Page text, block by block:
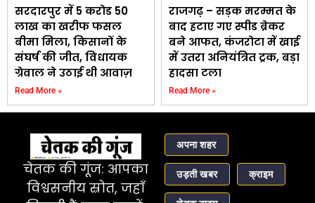
सरदारपुर में 5 करोड 50
लाख का खरीफ फसल
बीमा मिला, किसानों के
संघर्ष की जीत, विधायक
ग्रेवाल ने उठाई थी आवाज़
Read More »
राजगढ़ – सड़क मरम्मत के
बाद हटाए गए स्पीड ब्रेकर
बने आफत, कंजरोटा में खाई
में उतरा अनियंत्रित ट्रक, बड़ा
हादसा टला
Read More »
चेतक की गूंज: आपका
विश्वसनीय स्रोत, जहाँ
अपना शहर
उड़ती खबर क्राइम